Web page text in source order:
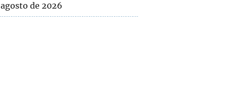
agosto de 2026